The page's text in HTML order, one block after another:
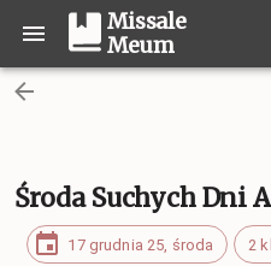
Missale
Meum
Środa Suchych Dni
17 grudnia 25, środa 2 kl.